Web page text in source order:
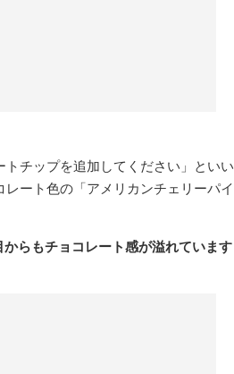
チップを追加してください」といい
ート色の「アメリカンチェリーパイ
からもチョコレート感が溢れています